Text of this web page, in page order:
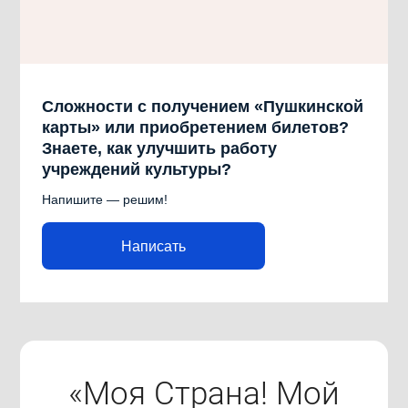
Сложности с получением «Пушкинской
карты» или приобретением билетов?
Знаете, как улучшить работу
учреждений культуры?
Напишите — решим!
Написать
«Моя Страна! Мой